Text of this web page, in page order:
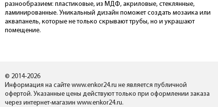
разнообразием: пластиковые, из МДФ, акриловые, стеклянные,
ламинированные. Уникальный дизайн поможет создать мозаика или
аквапанель, которые не только скрывают трубы, но и украшают
помещение.
© 2014-2026
Информация на сайте www.enkor24.ru не является публичной
офертой. Указанные цены действуют только при оформлении заказа
через интернет-магазин www.enkor24.ru.